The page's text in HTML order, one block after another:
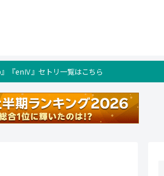
『enⅣ』セトリ一覧はこちら